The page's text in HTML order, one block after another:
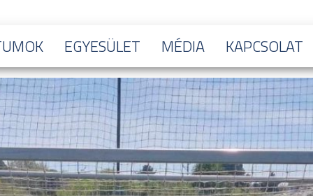
EGYESÜLET MÉDIA KAPCSOLAT